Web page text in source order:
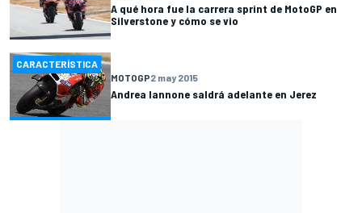
A qué hora fue la carrera sprint de MotoGP en
Silverstone y cómo se vio
CARACTERÍSTICA
MOTOGP2 may 2015
Andrea Iannone saldrá adelante en Jerez